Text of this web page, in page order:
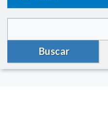
Buscar